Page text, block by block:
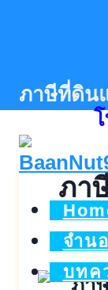
content
จำน
บทค
ภาษีที่ดิน
ภา